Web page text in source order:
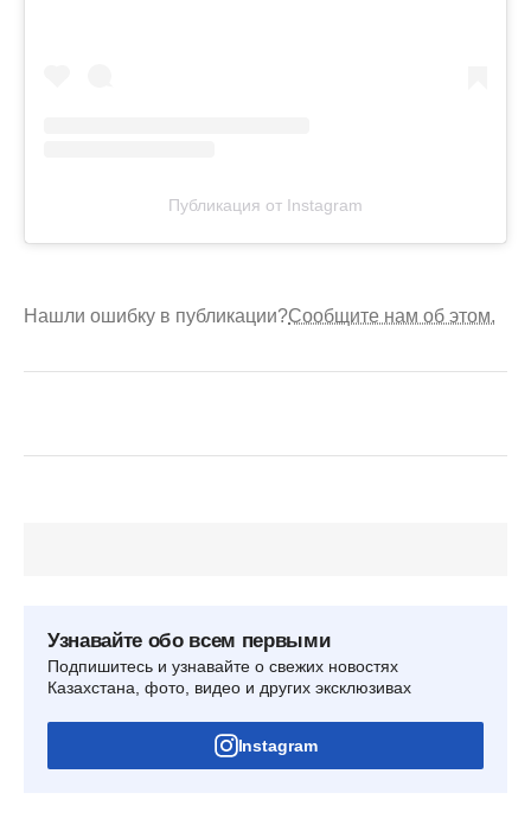
Публикация от Instagram
Нашли ошибку в публикации?Сообщите нам об этом.
Узнавайте обо всем первыми
Подпишитесь и узнавайте о свежих новостях
Казахстана, фото, видео и других эксклюзивах
Instagram